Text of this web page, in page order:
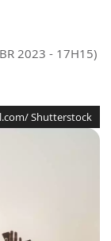
2023 - 17H15)
Shutterstock